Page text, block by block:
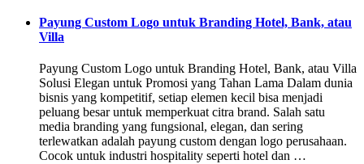
Payung Custom Logo untuk Branding Hotel, Bank, atau
Villa
Payung Custom Logo untuk Branding Hotel, Bank, atau Villa
Solusi Elegan untuk Promosi yang Tahan Lama Dalam dunia
bisnis yang kompetitif, setiap elemen kecil bisa menjadi
peluang besar untuk memperkuat citra brand. Salah satu
media branding yang fungsional, elegan, dan sering
terlewatkan adalah payung custom dengan logo perusahaan.
Cocok untuk industri hospitality seperti hotel dan …